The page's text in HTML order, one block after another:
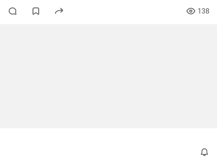
138